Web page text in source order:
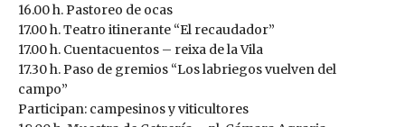
16.00 h. Pastoreo de ocas
17.00 h. Teatro itinerante “El recaudador”
17.00 h. Cuentacuentos – reixa de la Vila
17.30 h. Paso de gremios “Los labriegos vuelven del
campo”
Participan: campesinos y viticultores